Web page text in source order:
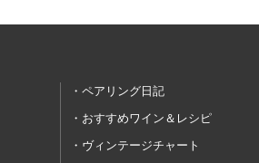
ペアリング日記
おすすめワイン＆レシピ
ヴィンテージチャート